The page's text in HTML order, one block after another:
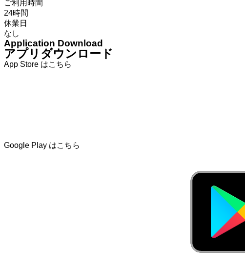
ご利用時間
24時間
休業日
なし
Application Download
アプリダウンロード
App Store はこちら
Google Play はこちら